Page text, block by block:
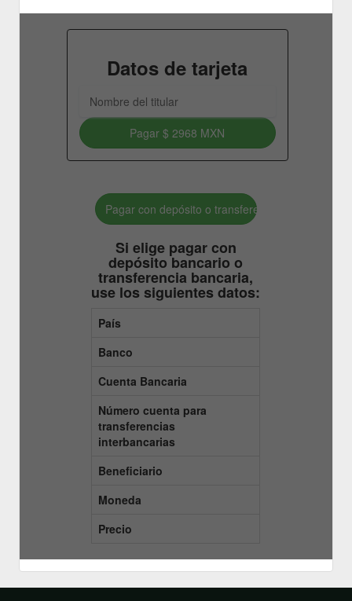
Datos de tarjeta
Pagar$ 2968 MXN
Pagar con depósito o transferencia bancaria.
Si elige pagar con
depósito bancario o
transferencia bancaria,
use los siguientes datos:
País
Banco
Cuenta Bancaria
Número cuenta para
transferencias
interbancarias
Beneficiario
Moneda
Precio